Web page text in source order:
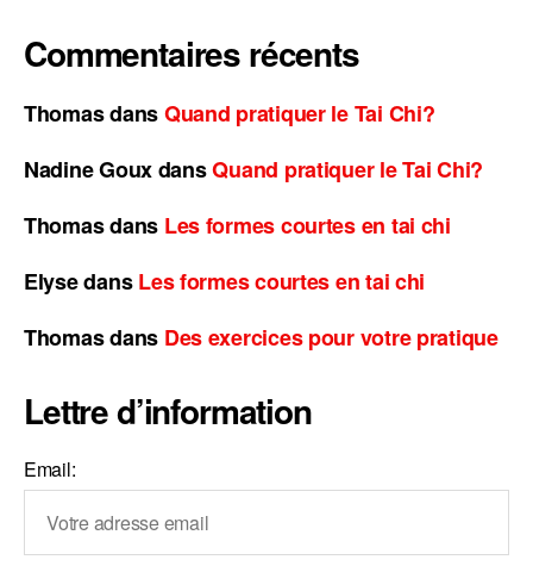
Commentaires récents
ThomasdansQuand pratiquer le Tai Chi?
Nadine GouxdansQuand pratiquer le Tai Chi?
Thomasdans Les formes courtes en tai chi
ElysedansLes formes courtes en tai chi
Thomasdans Des exercices pour votre pratique
Lettre d’information
Email: